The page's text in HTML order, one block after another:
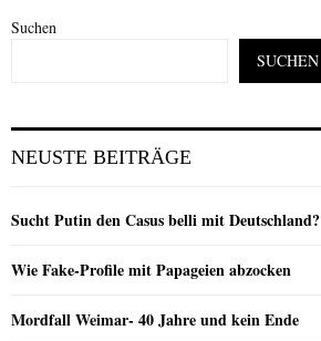
Suchen
SUCHEN
NEUSTE BEITRÄGE
Sucht Putin den Casus belli mit Deutschland?
Wie Fake-Profile mit Papageien abzocken
Mordfall Weimar- 40 Jahre und kein Ende